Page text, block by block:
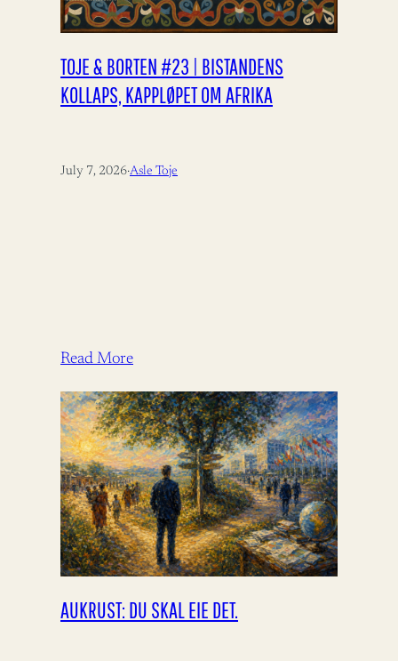
TOJE & BORTEN #23 | BISTANDENS
KOLLAPS, KAPPLØPET OM AFRIKA
July 7, 2026·Asle Toje
Read More
AUKRUST: DU SKAL EIE DET.